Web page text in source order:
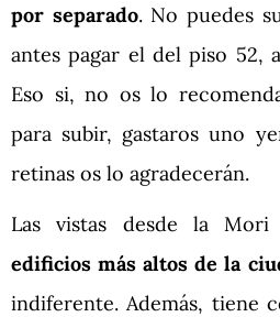
por separado. No puedes
antes pagar el del piso 52,
Eso si, no os lo
para subir, gastaros uno
retinas os lo agradecerán.
Las vistas desde la Mori
edificios más altos de la
indiferente. Además, tiene